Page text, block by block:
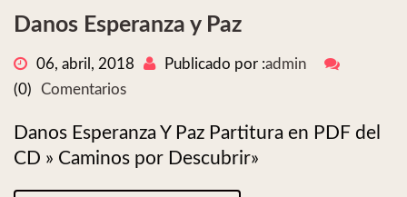
Danos Esperanza y Paz
06, abril, 2018 Publicado por :admin
(0)
Comentarios
Danos Esperanza Y Paz Partitura en PDF del
CD » Caminos por Descubrir»